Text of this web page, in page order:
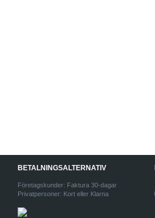
BETALNINGSALTERNATIV
Företagskunder: Faktura 30-dagar
Privatpersoner: Kort eller Klarna